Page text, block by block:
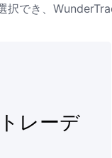
でき、
レーデ